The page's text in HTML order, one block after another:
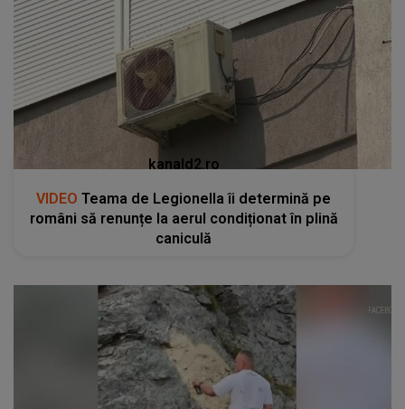
kanald2.ro
VIDEO Teama de Legionella îi determină pe
români să renunțe la aerul condiționat în plină
caniculă